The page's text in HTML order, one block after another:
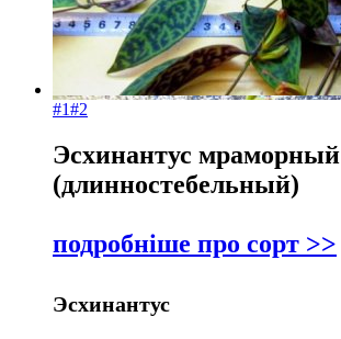
#1#2
Эсхинантус мраморный
(длинностебельный)
подробніше про сорт >>
Эсхинантус